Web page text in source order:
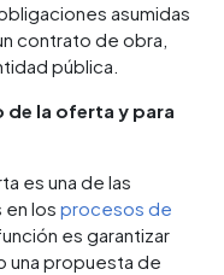
asumidas
contrato de obra,
pública.
de la oferta y para
es una de las
en losprocesos de
es garantizar
una propuesta de